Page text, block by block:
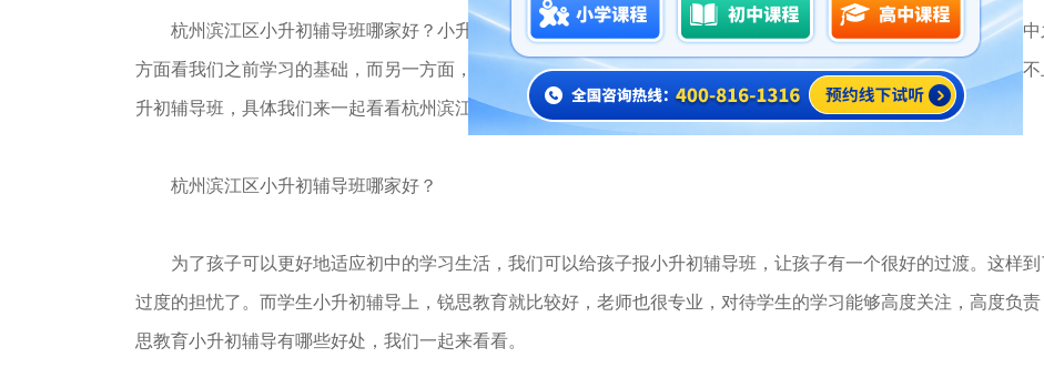
杭州滨江区小升初辅导班哪家好？小升初这个阶段的学习很重要，是我们进入初中一个关键的转折点。进入初中
方面看我们之前学习的基础，而另一方面，就看我们能不能及时调整自己，掌握更好的学习方法。担心自己学习跟
升初辅导班，具体我们来一起看看杭州滨江区小升初辅导班哪家好？
杭州滨江区小升初辅导班哪家好？
为了孩子可以更好地适应初中的学习生活，我们可以给孩子报小升初辅导班，让孩子有一个很好的过渡。这样到
过度的担忧了。而学生小升初辅导上，锐思教育就比较好，老师也很专业，对待学生的学习能够高度关注，高度负
思教育小升初辅导有哪些好处，我们一起来看看。